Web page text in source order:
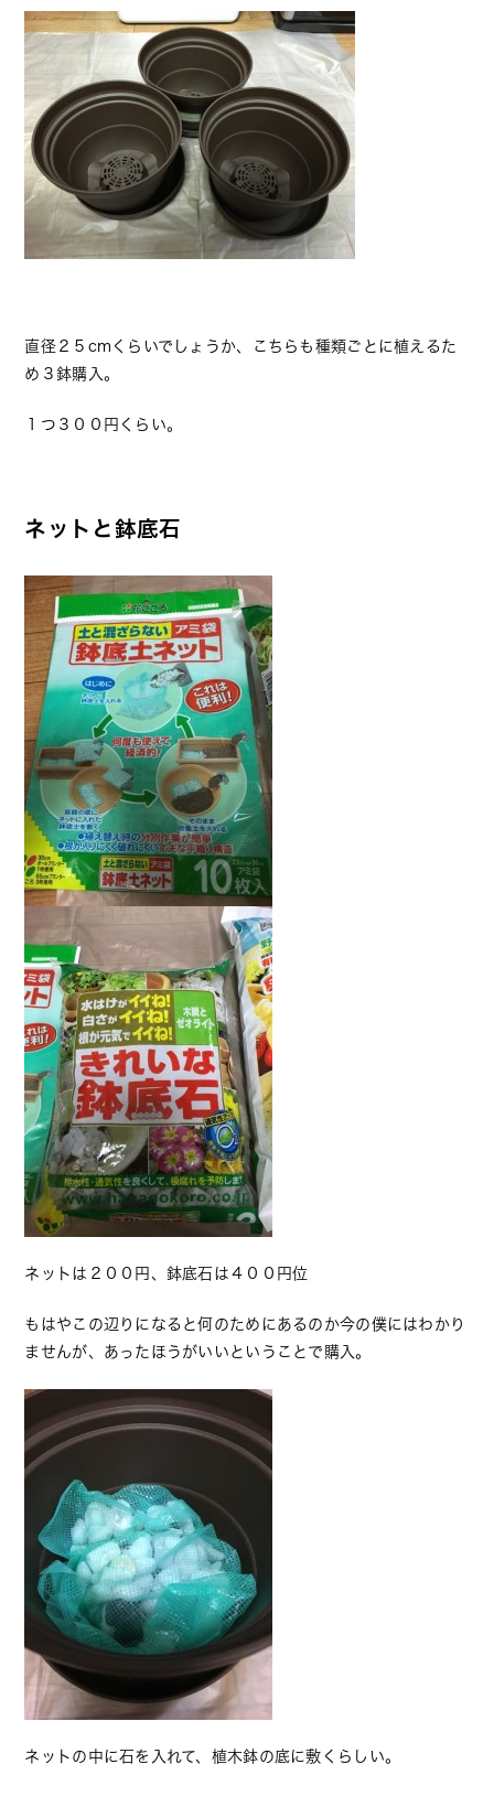
直径２５cmくらいでしょうか、こちらも種類ごとに植えるた
め３鉢購入。
１つ３００円くらい。
ネットと鉢底石
ネットは２００円、鉢底石は４００円位
もはやこの辺りになると何のためにあるのか今の僕にはわかり
ませんが、あったほうがいいということで購入。
ネットの中に石を入れて、植木鉢の底に敷くらしい。